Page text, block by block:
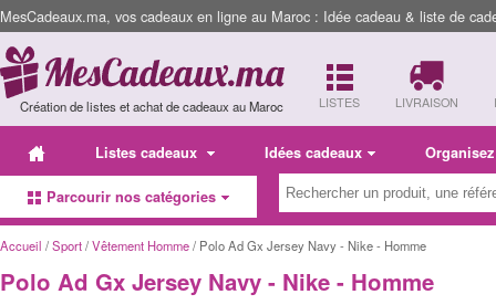
MesCadeaux.ma, vos cadeaux en ligne au Maroc : Idée cadeau & liste de
Création de listes et achat de cadeaux au Maroc LISTES LIVRAISON
Listes cadeaux Idées cadeaux
Parcourir nos catégories
Accueil /Sport/Vêtement Homme/ Polo Ad Gx Jersey Navy - Nike - Homme
Polo Ad Gx Jersey Navy - Nike - Homme